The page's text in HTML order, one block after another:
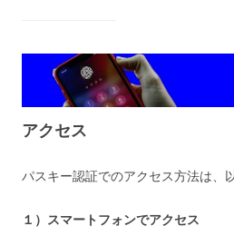
アクセス
パスキー認証でのアクセス方法は、
１）スマートフォンでアクセス